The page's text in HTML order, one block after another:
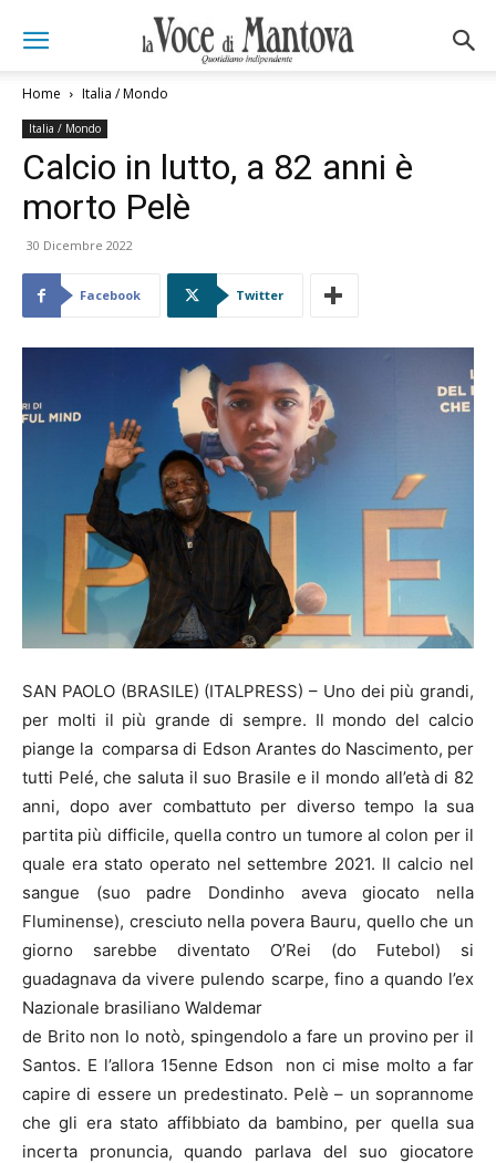
Home Italia / Mondo
Italia / Mondo
Calcio in lutto, a 82 anni è
morto Pelè
30 Dicembre 2022
Facebook Twitter
SAN PAOLO (BRASILE) (ITALPRESS) – Uno dei più grandi,
per molti il più grande di sempre. Il mondo del calcio
piange la comparsa di Edson Arantes do Nascimento, per
tutti Pelé, che saluta il suo Brasile e il mondo all’età di 82
anni, dopo aver combattuto per diverso tempo la sua
partita più difficile, quella contro un tumore al colon per il
quale era stato operato nel settembre 2021. Il calcio nel
sangue (suo padre Dondinho aveva giocato nella
Fluminense), cresciuto nella povera Bauru, quello che un
giorno sarebbe diventato O’Rei (do Futebol) si
guadagnava da vivere pulendo scarpe, fino a quando l’ex
Nazionale brasiliano Waldemar
de Brito non lo notò, spingendolo a fare un provino per il
Santos. E l’allora 15enne Edson non ci mise molto a far
capire di essere un predestinato. Pelè – un soprannome
che gli era stato affibbiato da bambino, per quella sua
incerta pronuncia, quando parlava del suo giocatore